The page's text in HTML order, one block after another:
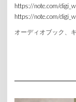
https://note.com/
https://note.com/
オーディオブック、